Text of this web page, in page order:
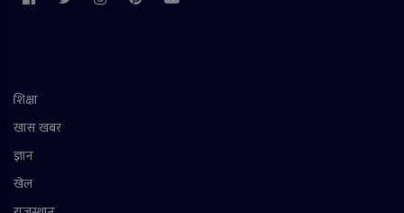
शिक्षा
खास खबर
ज्ञान
खेल